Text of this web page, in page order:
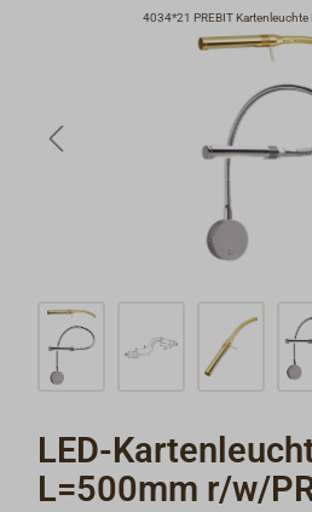
4034*21 PREBIT Kartenleuchte
LED-
L=500mm r/w/